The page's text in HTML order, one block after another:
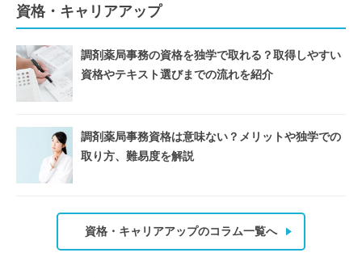
資格・キャリアアップ
調剤薬局事務の資格を独学で取れる？取得しやすい
資格やテキスト選びまでの流れを紹介
調剤薬局事務資格は意味ない？メリットや独学での
取り方、難易度を解説
資格・キャリアアップのコラム一覧へ